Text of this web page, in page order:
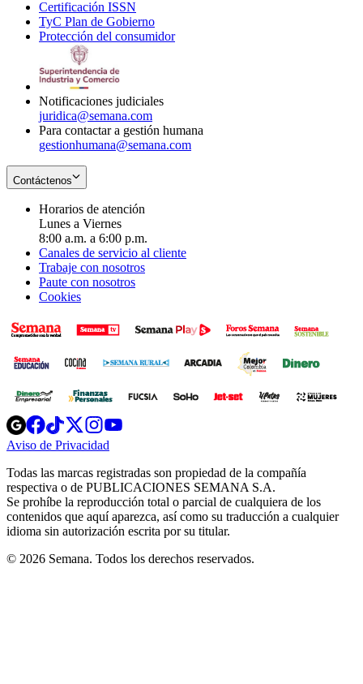
new
window
Certificación ISSN
in
new
TyC Plan de Gobierno
in
Protección del consumidorOpens
Notificaciones judiciales
juridica@semana.com
Para contactar a gestión humana
gestionhumana@semana.com
Contáctenos
Horarios de atención
Lunes a Viernes
8:00 a.m. a 6:00 p.m.
Canales de servicio al cliente
Trabaje con nosotros
Paute con nosotros
Cookies
Opens
in
new
Opens
in
new
Opens
in
new
window
Opens
new
windowwindow
Aviso de Privacidad
new
window
Todas las marcas registradas son propiedad de la compañía
respectiva o de PUBLICACIONES SEMANA S.A.
Se prohíbe la reproducción total o parcial de cualquiera de los
contenidos que aquí aparezca, así como su traducción a cualquier
idioma sin autorización escrita por su titular.
© 2026 Semana. Todos los derechos reservados.